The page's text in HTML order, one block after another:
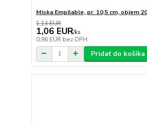
Miska Empilable, pr. 10,5 cm, objem
1,13 EUR
1,06 EUR/ks
0,86 EUR bez DPH
Pridať do košíka